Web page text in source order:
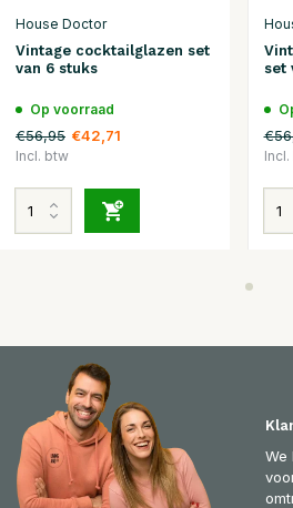
House Doctor
Vintage cocktailglazen set
van 6 stuks
Op voorraad
€56,95 €42,71
Incl. btw
set
We